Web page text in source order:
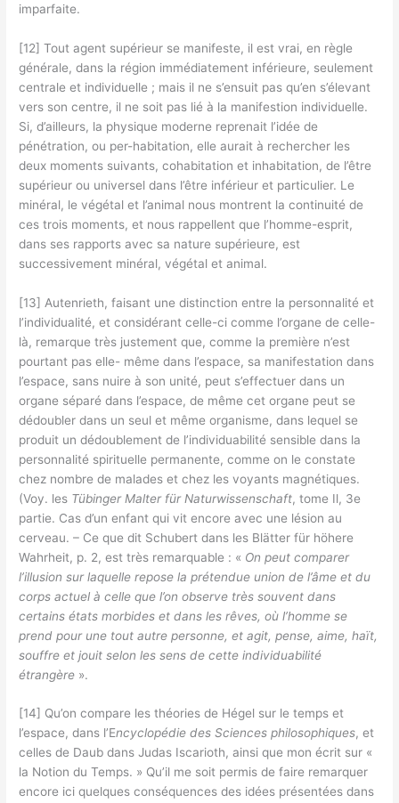
imparfaite.
[12] Tout agent supérieur se manifeste, il est vrai, en règle
générale, dans la région immédiatement inférieure, seulement
centrale et individuelle ; mais il ne s’ensuit pas qu’en s’élevant
vers son centre, il ne soit pas lié à la manifestion individuelle.
Si, d’ailleurs, la physique moderne reprenait l’idée de
pénétration, ou per-habitation, elle aurait à rechercher les
deux moments suivants, cohabitation et inhabitation, de l’être
supérieur ou universel dans l’être inférieur et particulier. Le
minéral, le végétal et l’animal nous montrent la continuité de
ces trois moments, et nous rappellent que l’homme-esprit,
dans ses rapports avec sa nature supérieure, est
successivement minéral, végétal et animal.
[13] Autenrieth, faisant une distinction entre la personnalité et
l’individualité, et considérant celle-ci comme l’organe de celle-
là, remarque très justement que, comme la première n’est
pourtant pas elle- même dans l’espace, sa manifestation dans
l’espace, sans nuire à son unité, peut s’effectuer dans un
organe séparé dans l’espace, de même cet organe peut se
dédoubler dans un seul et même organisme, dans lequel se
produit un dédoublement de l’individuabilité sensible dans la
personnalité spirituelle permanente, comme on le constate
chez nombre de malades et chez les voyants magnétiques.
(Voy. les Tübinger Malter für Naturwissenschaft, tome Il, 3e
partie. Cas d’un enfant qui vit encore avec une lésion au
cerveau. – Ce que dit Schubert dans les Blätter für höhere
Wahrheit, p. 2, est très remarquable : « On peut comparer
l’illusion sur laquelle repose la prétendue union de l’âme et du
corps actuel à celle que l’on observe très souvent dans
certains états morbides et dans les rêves, où l’homme se
prend pour une tout autre personne, et agit, pense, aime, haït,
souffre et jouit selon les sens de cette individuabilité
étrangère ».
[14] Qu’on compare les théories de Hégel sur le temps et
l’espace, dans l’Encyclopédie des Sciences philosophiques, et
celles de Daub dans Judas Iscarioth, ainsi que mon écrit sur «
la Notion du Temps. » Qu’il me soit permis de faire remarquer
encore ici quelques conséquences des idées présentées dans